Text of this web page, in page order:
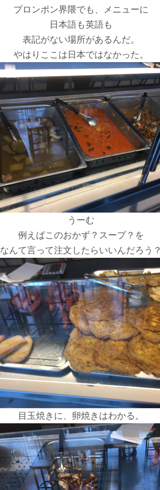
プロンポン界隈でも、メニューに
日本語も英語も
表記がない場所があるんだ。
やはりここは日本ではなかった。
うーむ
例えばこのおかず？スープ？を
なんて言って注文したらいいんだろう？
目玉焼きに、卵焼きはわかる。